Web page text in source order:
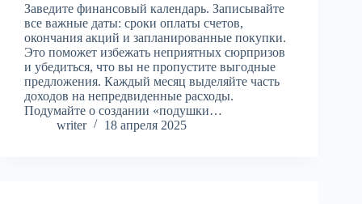
Заведите финансовый календарь. Записывайте
все важные даты: сроки оплаты счетов,
окончания акций и запланированные покупки.
Это поможет избежать неприятных сюрпризов
и убедиться, что вы не пропустите выгодные
предложения. Каждый месяц выделяйте часть
доходов на непредвиденные расходы.
Подумайте о создании «подушки…
writer
18 апреля 2025